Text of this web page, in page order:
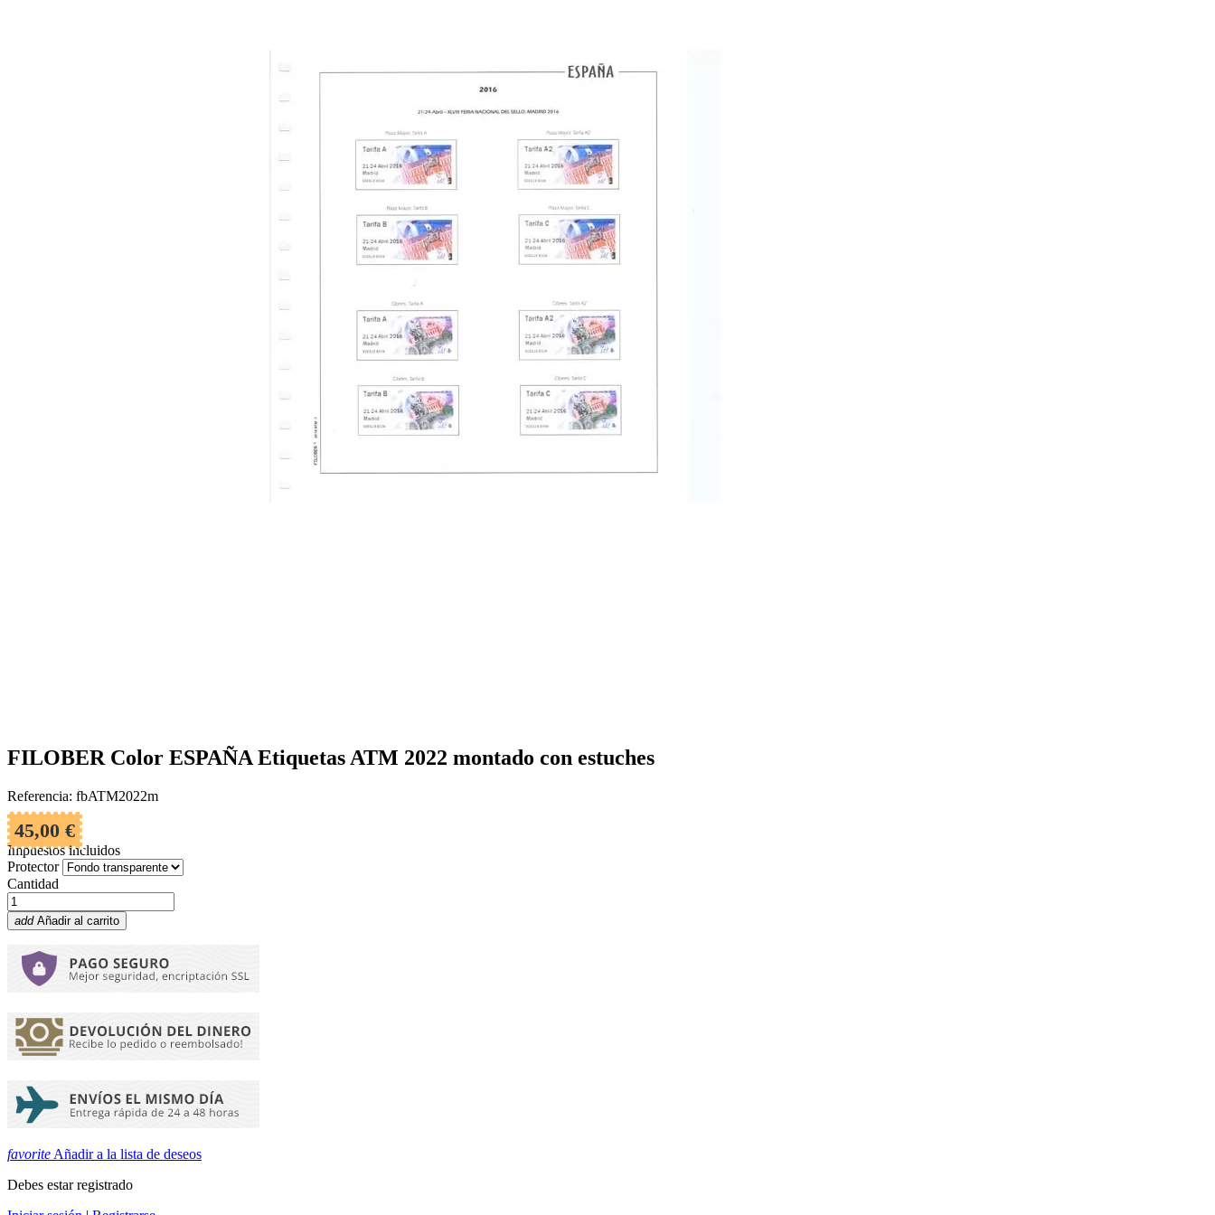
FILOBER Color ESPAÑA Etiquetas ATM 2022 montado con estuches
Referencia: fbATM2022m
45,00 €
Impuestos incluidos
Protector
Cantidad
add Añadir al carrito
favorite Añadir a la lista de deseos
Debes estar registrado